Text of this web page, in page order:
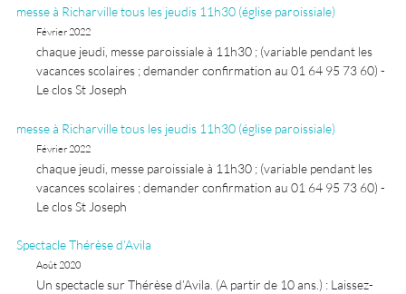
messe à Richarville tous les jeudis 11h30 (église paroissiale)
Février 2022
chaque jeudi, messe paroissiale à 11h30 ; (variable pendant les
vacances scolaires ; demander confirmation au 01 64 95 73 60) -
Le clos St Joseph
messe à Richarville tous les jeudis 11h30 (église paroissiale)
Février 2022
chaque jeudi, messe paroissiale à 11h30 ; (variable pendant les
vacances scolaires ; demander confirmation au 01 64 95 73 60) -
Le clos St Joseph
Spectacle Thérèse d’Avila
Août 2020
Un spectacle sur Thérèse d’Avila. (A partir de 10 ans.) : Laissez-